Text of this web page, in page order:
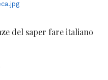
del saper fare italiano